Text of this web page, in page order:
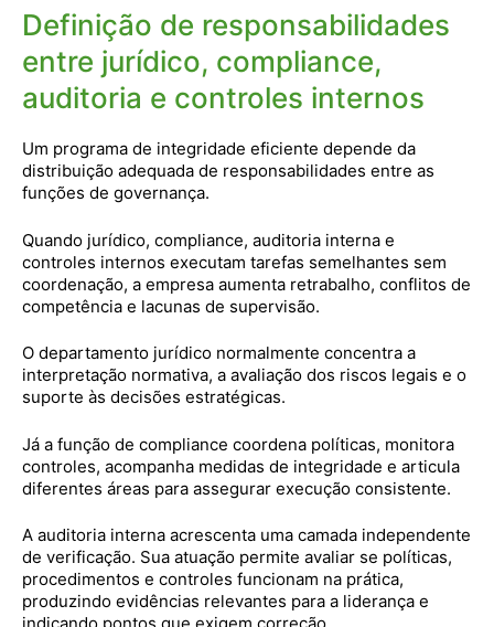
Definição de responsabilidades
entre jurídico, compliance,
auditoria e controles internos
Um programa de integridade eficiente depende da
distribuição adequada de responsabilidades entre as
funções de governança.
Quando jurídico, compliance, auditoria interna e
controles internos executam tarefas semelhantes sem
coordenação, a empresa aumenta retrabalho, conflitos de
competência e lacunas de supervisão.
O departamento jurídico normalmente concentra a
interpretação normativa, a avaliação dos riscos legais e o
suporte às decisões estratégicas.
Já a função de compliance coordena políticas, monitora
controles, acompanha medidas de integridade e articula
diferentes áreas para assegurar execução consistente.
A auditoria interna acrescenta uma camada independente
de verificação. Sua atuação permite avaliar se políticas,
procedimentos e controles funcionam na prática,
produzindo evidências relevantes para a liderança e